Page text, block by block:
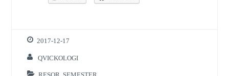
2017-12-17
QVICKOLOGI